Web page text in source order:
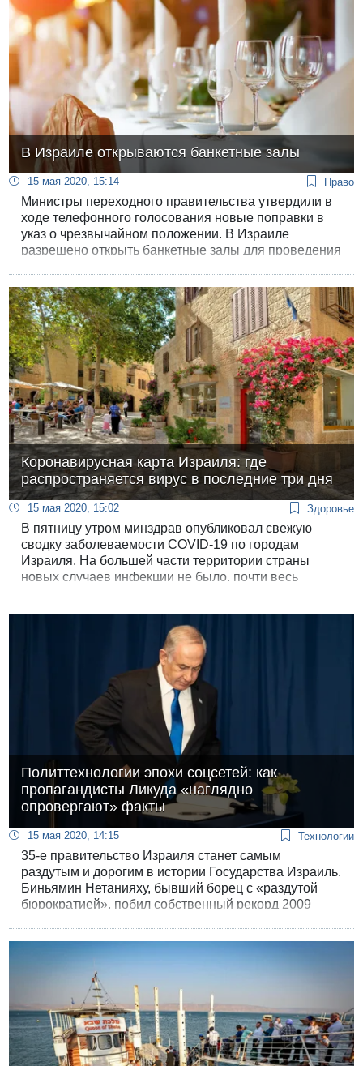
В Израиле открываются банкетные залы
15 мая 2020, 15:14 Право
Министры переходного правительства утвердили в
ходе телефонного голосования новые поправки в
указ о чрезвычайном положении. В Израиле
разрешено открыть банкетные залы для проведения
Коронавирусная карта Израиля: где
распространяется вирус в последние три дня
15 мая 2020, 15:02 Здоровье
В пятницу утром минздрав опубликовал свежую
сводку заболеваемости COVID-19 по городам
Израиля. На большей части территории страны
новых случаев инфекции не было, почти весь
Политтехнологии эпохи соцсетей: как
пропагандисты Ликуда «наглядно
опровергают» факты
15 мая 2020, 14:15 Технологии
35-е правительство Израиля станет самым
раздутым и дорогим в истории Государства Израиль.
Биньямин Нетанияху, бывший борец с «раздутой
бюрократией», побил собственный рекорд 2009